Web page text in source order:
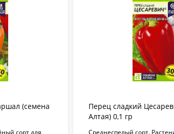
(семена
сорт для
Перец сладкий
Алтая) 0,1 гр
Среднеспелый сорт.